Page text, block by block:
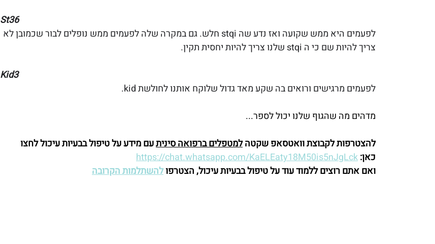
St36
לפעמים היא ממש שקועה ואז נדע שה stqi חלש. גם במקרה שלה לפעמים ממש נופלים לבור שכמובן לא
צריך להיות שם כי ה stqi שלנו צריך להיות יחסית תקין.
Kid3
לפעמים מרגישים ורואים בה שקע מאד גדול שלוקח אותנו לחולשת kid.
מדהים מה שהגוף שלנו יכול לספר...
להצטרפות לקבוצת וואטסאפ שקטה למטפלים ברפואה סינית עם מידע על טיפול בבעיות עיכול לחצו
כאן:https://chat.whatsapp.com/KaELEaty18M50is5nJgLck
ואם אתם רוצים ללמוד עוד על טיפול בבעיות עיכול, הצטרפו להשתלמות הקרובה